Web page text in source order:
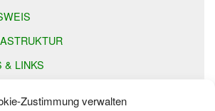
Zustimmung verwalten
& LINKS